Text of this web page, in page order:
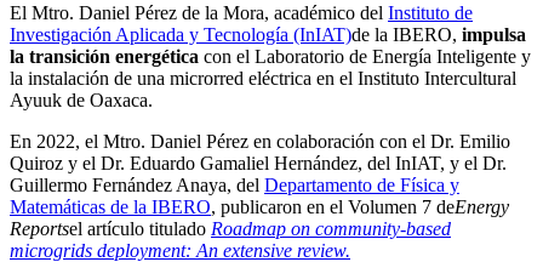
El Mtro. Daniel Pérez de la Mora, académico del Instituto de
Investigación Aplicada y Tecnología (InIAT)de la IBERO, impulsa
la transición energética con el Laboratorio de Energía Inteligente y
la instalación de una microrred eléctrica en el Instituto Intercultural
Ayuuk de Oaxaca.
En 2022, el Mtro. Daniel Pérez en colaboración con el Dr. Emilio
Quiroz y el Dr. Eduardo Gamaliel Hernández, del InIAT, y el Dr.
Guillermo Fernández Anaya, del Departamento de Física y
Matemáticas de la IBERO, publicaron en el Volumen 7 deEnergy
Reportsel artículo titulado Roadmap on community-based
microgrids deployment: An extensive review.